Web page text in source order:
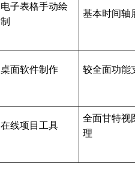
电子表格手动绘
制
基本时间轴
桌面软件制作 较全面功能
在线项目工具
全面甘特视
理